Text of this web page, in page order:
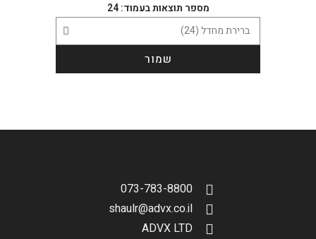
מספר תוצאות בעמוד: 24
שמור
073-783-8800
shaulr@advx.co.il
ADVX LTD